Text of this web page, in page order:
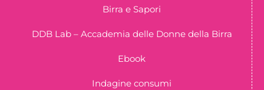
Birra e Sapori
DDB Lab – Accademia delle Donne della Birra
Ebook
Indagine consumi